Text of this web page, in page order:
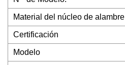
Material del núcleo de alambre
Certificación
Modelo